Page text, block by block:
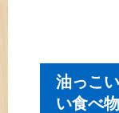
油っこ
い食べ物